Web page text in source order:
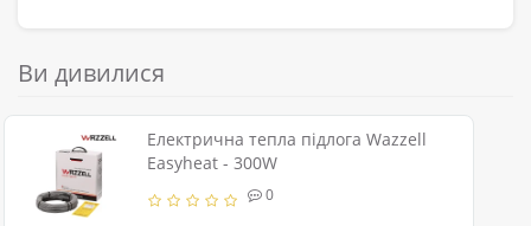
Ви дивилися
Електрична тепла підлога Wazzell
Easyheat - 300W
0